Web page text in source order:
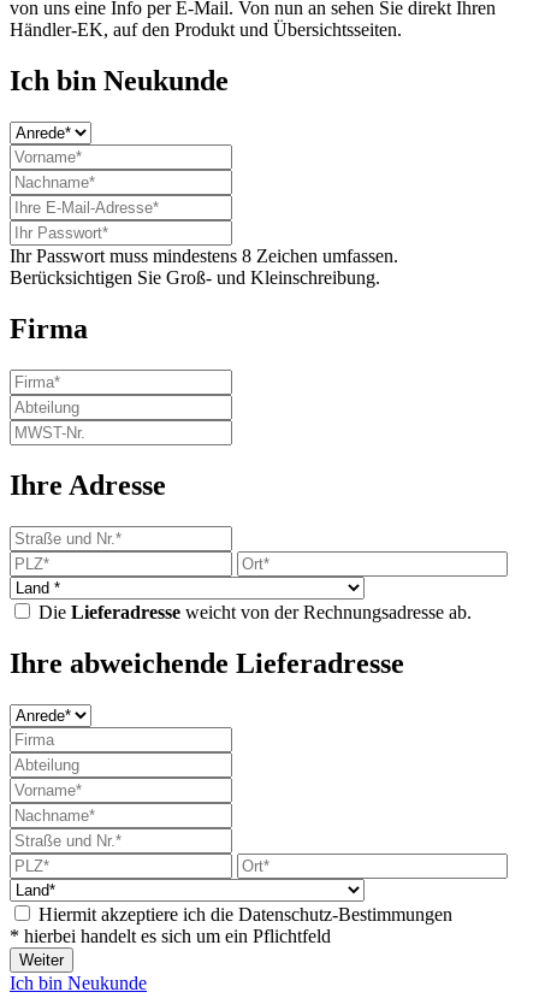
von uns eine Info per E-Mail. Von nun an sehen Sie direkt Ihren
Händler-EK, auf den Produkt und Übersichtsseiten.
Ich bin Neukunde
Ihr Passwort muss mindestens 8 Zeichen umfassen.
Berücksichtigen Sie Groß- und Kleinschreibung.
Firma
Ihre Adresse
Die Lieferadresse weicht von der Rechnungsadresse ab.
Ihre abweichende Lieferadresse
Hiermit akzeptiere ich die Datenschutz-Bestimmungen
* hierbei handelt es sich um ein Pflichtfeld
Weiter
Ich bin Neukunde